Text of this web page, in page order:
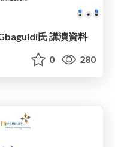
氏 講演資料
0 280